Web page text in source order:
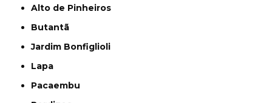
Alto de Pinheiros
Butantã
Jardim Bonfiglioli
Lapa
Pacaembu